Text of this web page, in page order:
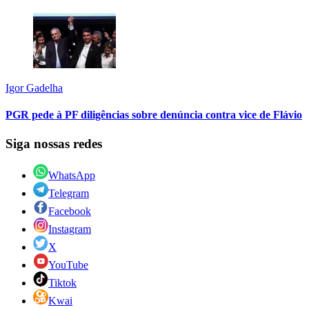
Igor Gadelha
PGR pede à PF diligências sobre denúncia contra vice de Flávio
Siga nossas redes
WhatsApp
Telegram
Facebook
Instagram
X
YouTube
Tiktok
Kwai